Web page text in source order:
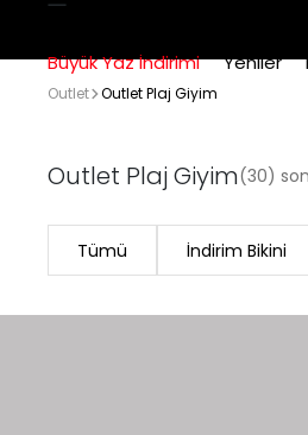
Büyük Yaz İndirimi Yeniler
Outlet Outlet Plaj Giyim
Outlet Plaj Giyim(30)
Tümü İndirim Bikini